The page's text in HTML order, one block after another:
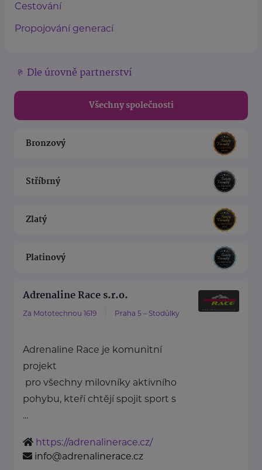
Cestování
Propojování generací
Dle úrovně partnerství
Všechny společnosti
Bronzový
Stříbrný
Zlatý
Platinový
Adrenaline Race s.r.o.
Za Mototechnou 1619 Praha 5 – Stodůlky
Adrenaline Race je komunitní
projekt
pro všechny milovníky aktivního
pohybu, kteří chtějí spojit sport s
...
https://adrenalinerace.cz/
info@adrenalinerace.cz